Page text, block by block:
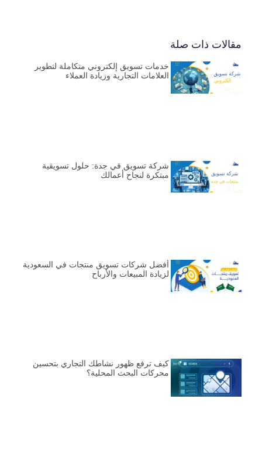
مقالات ذات صلة
خدمات تسويق إلكتروني متكاملة لتطوير
العلامات التجارية وزيادة العملاء
شركة تسويق في جدة: حلول تسويقية
مبتكرة لنجاح أعمالك
أفضل شركات تسويق منتجات في السعودية
لزيادة المبيعات والأرباح
كيف ترفع ظهور نشاطك التجاري بتحسين
محركات البحث المحلية؟